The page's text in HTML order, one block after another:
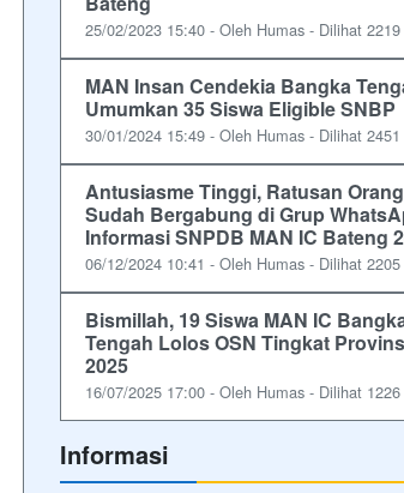
25/02/2023 15:40 - Oleh Humas - Dilihat 2219
MAN Insan Cendekia Bangka
Umumkan 35 Siswa Eligible SNBP
30/01/2024 15:49 - Oleh Humas - Dilihat 2451
Antusiasme Tinggi, Ratusan Orang
Sudah Bergabung di Grup
Informasi SNPDB MAN IC Bateng
06/12/2024 10:41 - Oleh Humas - Dilihat 2205
Bismillah, 19 Siswa MAN IC
Tengah Lolos OSN Tingkat
2025
16/07/2025 17:00 - Oleh Humas - Dilihat 1226
Informasi